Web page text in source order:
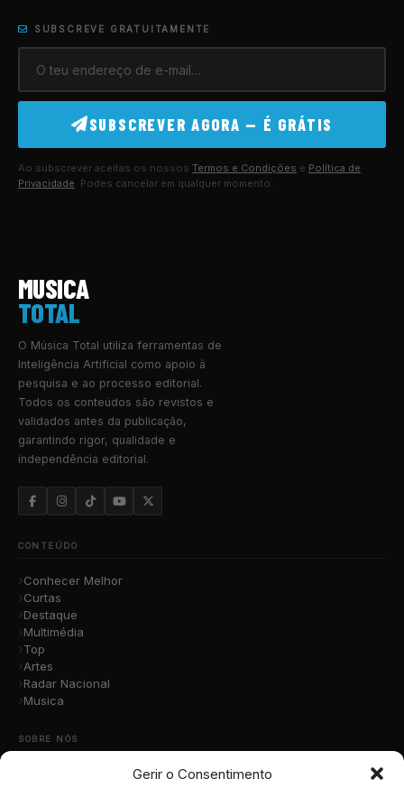
Gerir o Consentimento
SUBSCREVE GRATUITAMENTE
SUBSCREVER AGORA — É GRÁTIS
Ao subscrever aceitas os nossos Termos e Condições e Política de
Privacidade. Podes cancelar em qualquer momento.
MUSICA
TOTAL
O Música Total utiliza ferramentas de
Inteligência Artificial como apoio à
pesquisa e ao processo editorial.
Todos os conteúdos são revistos e
validados antes da publicação,
garantindo rigor, qualidade e
independência editorial.
CONTEÚDO
Conhecer Melhor
Curtas
Destaque
Multimédia
Top
Artes
Radar Nacional
Musica
SOBRE NÓS